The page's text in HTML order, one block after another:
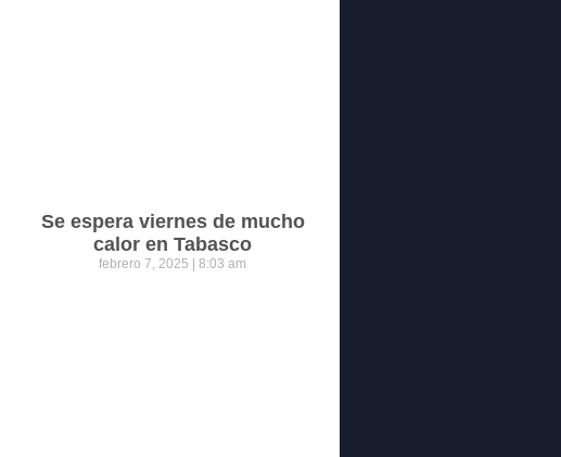
Se espera viernes de mucho
calor en Tabasco
febrero 7, 2025 8:03 am